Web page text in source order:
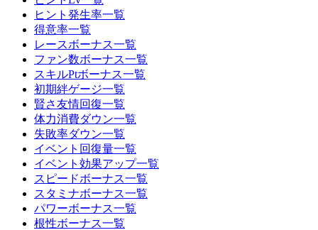
ヒント発生率一覧
得意率一覧
レースボーナス一覧
ファン数ボーナス一覧
スキルPtボーナス一覧
初期絆ゲージ一覧
賢さ友情回復一覧
体力消費ダウン一覧
失敗率ダウン一覧
イベント回復量一覧
イベント効果アップ一覧
スピードボーナス一覧
スタミナボーナス一覧
パワーボーナス一覧
根性ボーナス一覧